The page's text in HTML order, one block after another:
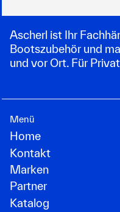
Ascherl ist Ihr
Bootszubehör und
und vor Ort. Für
Menü
Home
Kontakt
Marken
Partner
Katalog